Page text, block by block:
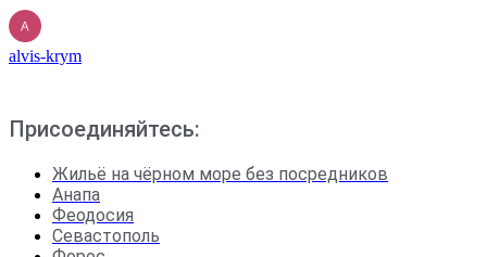
alvis-krym
Присоединяйтесь:
Жильё на чёрном море без посредников
Анапа
Феодосия
Севастополь